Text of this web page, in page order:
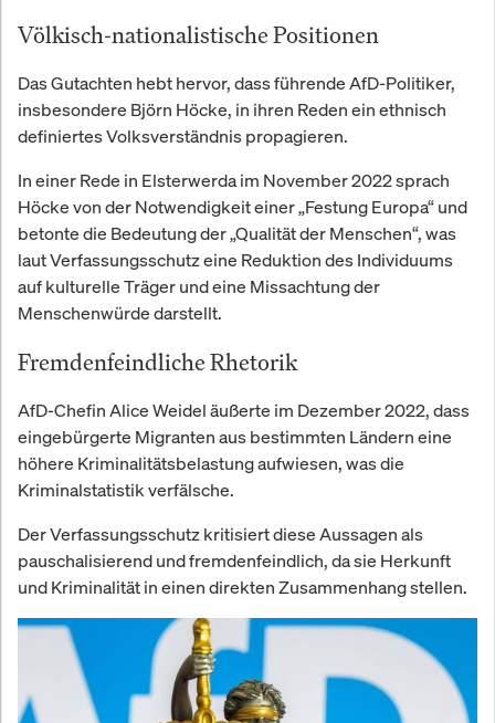
Völkisch-nationalistische Positionen
Das Gutachten hebt hervor, dass führende AfD-Politiker,
insbesondere Björn Höcke, in ihren Reden ein ethnisch
definiertes Volksverständnis propagieren.
In einer Rede in Elsterwerda im November 2022 sprach
Höcke von der Notwendigkeit einer „Festung Europa“ und
betonte die Bedeutung der „Qualität der Menschen“, was
laut Verfassungsschutz eine Reduktion des Individuums
auf kulturelle Träger und eine Missachtung der
Menschenwürde darstellt.
Fremdenfeindliche Rhetorik
AfD-Chefin Alice Weidel äußerte im Dezember 2022, dass
eingebürgerte Migranten aus bestimmten Ländern eine
höhere Kriminalitätsbelastung aufwiesen, was die
Kriminalstatistik verfälsche.
Der Verfassungsschutz kritisiert diese Aussagen als
pauschalisierend und fremdenfeindlich, da sie Herkunft
und Kriminalität in einen direkten Zusammenhang stellen.